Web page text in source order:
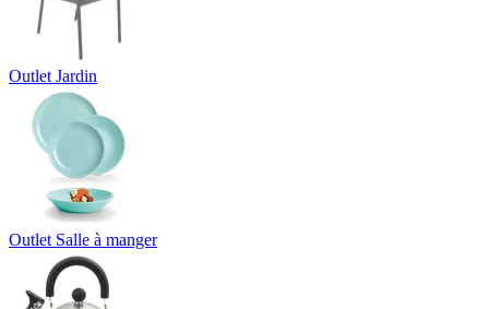
Outlet Jardin
Outlet Salle à manger